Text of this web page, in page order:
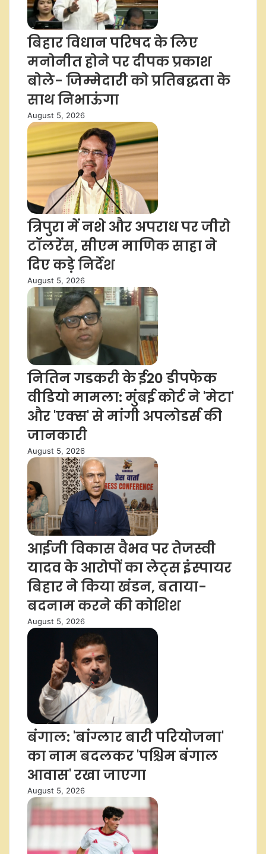
बिहार विधान परिषद के लिए
मनोनीत होने पर दीपक प्रकाश
बोले- जिम्मेदारी को प्रतिबद्धता के
साथ निभाऊंगा
August 5, 2026
त्रिपुरा में नशे और अपराध पर जीरो
टॉलरेंस, सीएम माणिक साहा ने
दिए कड़े निर्देश
August 5, 2026
नितिन गडकरी के ई20 डीपफेक
वीडियो मामला: मुंबई कोर्ट ने 'मेटा'
और 'एक्स' से मांगी अपलोडर्स की
जानकारी
August 5, 2026
आईजी विकास वैभव पर तेजस्वी
यादव के आरोपों का लेट्स इंस्पायर
बिहार ने किया खंडन, बताया-
बदनाम करने की कोशिश
August 5, 2026
बंगाल: 'बांग्लार बारी परियोजना'
का नाम बदलकर 'पश्चिम बंगाल
आवास' रखा जाएगा
August 5, 2026